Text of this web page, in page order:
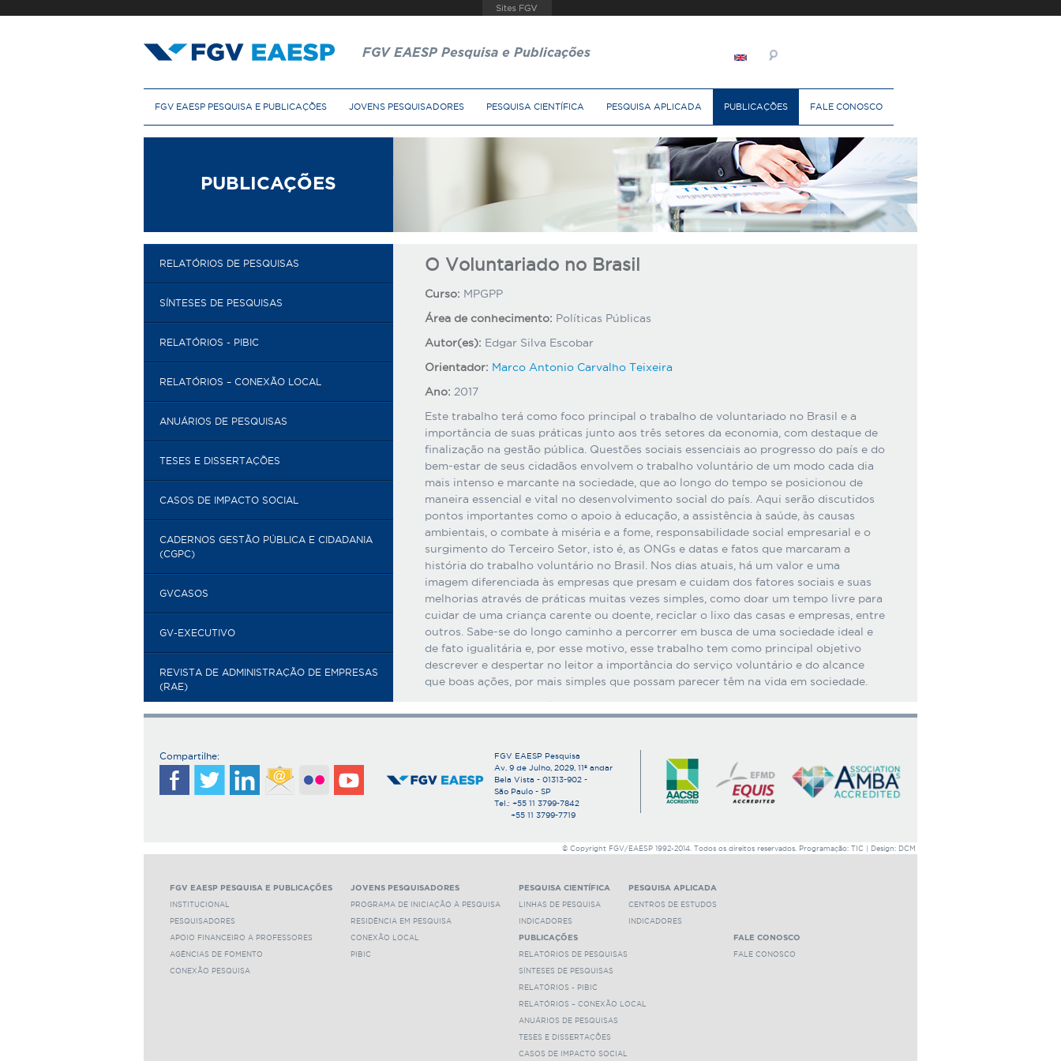
FGV EAESP Pesquisa e Publicações
n
c
i
a
FGV EAESP PESQUISA E PUBLICAÇÕES JOVENS PESQUISADORES PESQUISA CIENTÍFICA PESQUISA APLICADA PUBLICAÇÕES FALE CONOSCO
PUBLICAÇÕES
O Voluntariado no Brasil
Curso: MPGPP
Área de conhecimento: Políticas Públicas
Autor(es): Edgar Silva Escobar
Orientador: Marco Antonio Carvalho Teixeira
Ano: 2017
Este trabalho terá como foco principal o trabalho de voluntariado no Brasil e a
importância de suas práticas junto aos três setores da economia, com destaque de
finalização na gestão pública. Questões sociais essenciais ao progresso do país e do
bem-estar de seus cidadãos envolvem o trabalho voluntário de um modo cada dia
mais intenso e marcante na sociedade, que ao longo do tempo se posicionou de
maneira essencial e vital no desenvolvimento social do país. Aqui serão discutidos
pontos importantes como o apoio à educação, a assistência à saúde, às causas
ambientais, o combate à miséria e a fome, responsabilidade social empresarial e o
surgimento do Terceiro Setor, isto é, as ONGs e datas e fatos que marcaram a
história do trabalho voluntário no Brasil. Nos dias atuais, há um valor e uma
imagem diferenciada às empresas que presam e cuidam dos fatores sociais e suas
melhorias através de práticas muitas vezes simples, como doar um tempo livre para
cuidar de uma criança carente ou doente, reciclar o lixo das casas e empresas, entre
outros. Sabe-se do longo caminho a percorrer em busca de uma sociedade ideal e
de fato igualitária e, por esse motivo, esse trabalho tem como principal objetivo
descrever e despertar no leitor a importância do serviço voluntário e do alcance
que boas ações, por mais simples que possam parecer têm na vida em sociedade.
Acesse o texto integral desta tese.
1581 leituras
RELATÓRIOS DE PESQUISAS
SÍNTESES DE PESQUISAS
RELATÓRIOS - PIBIC
RELATÓRIOS – CONEXÃO LOCAL
ANUÁRIOS DE PESQUISAS
TESES E DISSERTAÇÕES
CASOS DE IMPACTO SOCIAL
CADERNOS GESTÃO PÚBLICA E CIDADANIA
(CGPC)
GVCASOS
GV-EXECUTIVO
REVISTA DE ADMINISTRAÇÃO DE EMPRESAS
(RAE)
Compartilhe:
FGV EAESP Pesquisa
Av. 9 de Julho, 2029, 11º andar
Bela Vista - 01313-902 -
São Paulo - SP
Tel.: +55 11 3799-7842
+55 11 3799-7719
© Copyright FGV/EAESP 1992-2014. Todos os direitos reservados. Programação: TIC | Design: DCM
FGV EAESP PESQUISA E PUBLICAÇÕES
INSTITUCIONAL
PESQUISADORES
APOIO FINANCEIRO A PROFESSORES
AGÊNCIAS DE FOMENTO
CONEXÃO PESQUISA
JOVENS PESQUISADORES
PROGRAMA DE INICIAÇÃO À PESQUISA
RESIDÊNCIA EM PESQUISA
CONEXÃO LOCAL
PIBIC
PESQUISA CIENTÍFICA
LINHAS DE PESQUISA
INDICADORES
PESQUISA APLICADA
CENTROS DE ESTUDOS
INDICADORES
PUBLICAÇÕES
RELATÓRIOS DE PESQUISAS
SÍNTESES DE PESQUISAS
RELATÓRIOS - PIBIC
RELATÓRIOS – CONEXÃO LOCAL
ANUÁRIOS DE PESQUISAS
TESES E DISSERTAÇÕES
CASOS DE IMPACTO SOCIAL
FALE CONOSCO
FALE CONOSCO